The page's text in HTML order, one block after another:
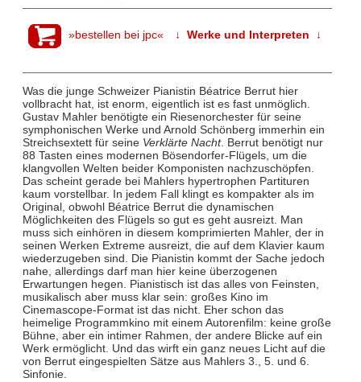
»bestellen bei jpc« ↓ Werke und Interpreten ↓
Was die junge Schweizer Pianistin Béatrice Berrut hier
vollbracht hat, ist enorm, eigentlich ist es fast unmöglich.
Gustav Mahler benötigte ein Riesenorchester für seine
symphonischen Werke und Arnold Schönberg immerhin ein
Streichsextett für seine Verklärte Nacht. Berrut benötigt nur
88 Tasten eines modernen Bösendorfer-Flügels, um die
klangvollen Welten beider Komponisten nachzuschöpfen.
Das scheint gerade bei Mahlers hypertrophen Partituren
kaum vorstellbar. In jedem Fall klingt es kompakter als im
Original, obwohl Béatrice Berrut die dynamischen
Möglichkeiten des Flügels so gut es geht ausreizt. Man
muss sich einhören in diesem komprimierten Mahler, der in
seinen Werken Extreme ausreizt, die auf dem Klavier kaum
wiederzugeben sind. Die Pianistin kommt der Sache jedoch
nahe, allerdings darf man hier keine überzogenen
Erwartungen hegen. Pianistisch ist das alles von Feinsten,
musikalisch aber muss klar sein: großes Kino im
Cinemascope-Format ist das nicht. Eher schon das
heimelige Programmkino mit einem Autorenfilm: keine große
Bühne, aber ein intimer Rahmen, der andere Blicke auf ein
Werk ermöglicht. Und das wirft ein ganz neues Licht auf die
von Berrut eingespielten Sätze aus Mahlers 3., 5. und 6.
Sinfonie.